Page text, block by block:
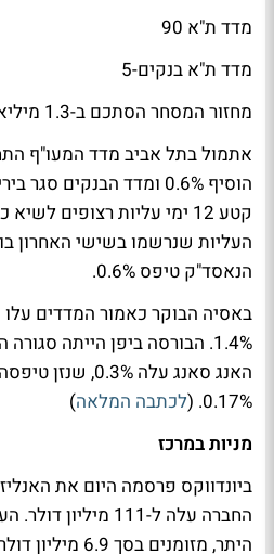
מדד ת"א 90
מדד ת"א בנקים-5
מחזור המסחר הסתכם ב-1.3 מיליארד שקל.
קטע 12 ימי עליות רצופים
העליות שנרשמו בשישי האחרון
הנאסד"ק טיפס 0.6%.
באסיה הבוקר כאמור המדדים
1.4%. הבורסה ביפן הייתה
0.17%. (
לכתבה המלאה)
מניות במרכז
​ביונדווקס פרסמה היום את
החברה עלה ל-111